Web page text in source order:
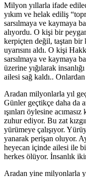
Milyon yıllarla ifade
yıkım ve helak ediliş
sarsılmaya ve kaymaya
alıyordu. O kişi bir
kerpiçten değil, taştan bir
uyarısını aldı. O kişi
sarsılmaya ve kaymaya
üzerine yığılarak
ailesi sağ kaldı..
Aradan milyonlarla yıl
Günler geçtikçe daha da
ışınları öylesine
zuhur ediyor. Bu zat
yürümeye çalışıyor.
yanarak perişan oluyor.
heyecan içinde ailesi ile
herkes ölüyor. İnsanlık
Aradan yine milyonlarla